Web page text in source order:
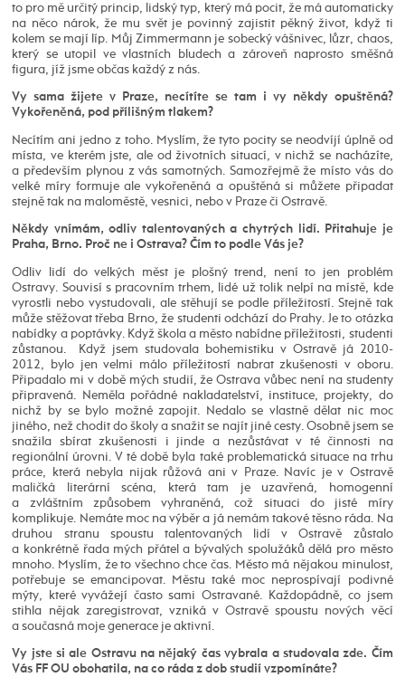
to pro mě určitý princip, lidský typ, který má pocit, že má automaticky
na něco nárok, že mu svět je povinný zajistit pěkný život, když ti
kolem se mají líp. Můj Zimmermann je sobecký vášnivec, lůzr, chaos,
který se utopil ve vlastních bludech a zároveň naprosto směšná
figura, jíž jsme občas každý z nás.
Vy sama žijete v Praze, necítíte se tam i vy někdy opuštěná?
Vykořeněná, pod přílišným tlakem?
Necítím ani jedno z toho. Myslím, že tyto pocity se neodvíjí úplně od
místa, ve kterém jste, ale od životních situací, v nichž se nacházíte,
a především plynou z vás samotných. Samozřejmě že místo vás do
velké míry formuje ale vykořeněná a opuštěná si můžete připadat
stejně tak na maloměstě, vesnici, nebo v Praze či Ostravě.
Někdy vnímám, odliv talentovaných a chytrých lidí. Přitahuje je
Praha, Brno. Proč ne i Ostrava? Čím to podle Vás je?
Odliv lidí do velkých měst je plošný trend, není to jen problém
Ostravy. Souvisí s pracovním trhem, lidé už tolik nelpí na místě, kde
vyrostli nebo vystudovali, ale stěhují se podle příležitostí. Stejně tak
může stěžovat třeba Brno, že studenti odchází do Prahy. Je to otázka
nabídky a poptávky. Když škola a město nabídne příležitosti, studenti
zůstanou. Když jsem studovala bohemistiku v Ostravě já 2010-
2012, bylo jen velmi málo příležitostí nabrat zkušenosti v oboru.
Připadalo mi v době mých studií, že Ostrava vůbec není na studenty
připravená. Neměla pořádné nakladatelství, instituce, projekty, do
nichž by se bylo možné zapojit. Nedalo se vlastně dělat nic moc
jiného, než chodit do školy a snažit se najít jiné cesty. Osobně jsem se
snažila sbírat zkušenosti i jinde a nezůstávat v té činnosti na
regionální úrovni. V té době byla také problematická situace na trhu
práce, která nebyla nijak růžová ani v Praze. Navíc je v Ostravě
maličká literární scéna, která tam je uzavřená, homogenní
a zvláštním způsobem vyhraněná, což situaci do jisté míry
komplikuje. Nemáte moc na výběr a já nemám takové těsno ráda. Na
druhou stranu spoustu talentovaných lidí v Ostravě zůstalo
a konkrétně řada mých přátel a bývalých spolužáků dělá pro město
mnoho. Myslím, že to všechno chce čas. Město má nějakou minulost,
potřebuje se emancipovat. Městu také moc neprospívají podivné
mýty, které vyvážejí často sami Ostravané. Každopádně, co jsem
stihla nějak zaregistrovat, vzniká v Ostravě spoustu nových věcí
a současná moje generace je aktivní.
Vy jste si ale Ostravu na nějaký čas vybrala a studovala zde. Čím
Vás FF OU obohatila, na co ráda z dob studií vzpomínáte?